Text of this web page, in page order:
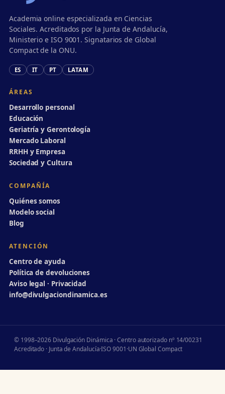
Academia online especializada en Ciencias
Sociales. Acreditados por la Junta de Andalucía,
Ministerio e ISO 9001. Signatarios de Global
Compact de la ONU.
ES IT PT LATAM
ÁREAS
Desarrollo personal
Educación
Geriatría y Gerontología
Mercado Laboral
RRHH y Empresa
Sociedad y Cultura
COMPAÑÍA
Quiénes somos
Modelo social
Blog
ATENCIÓN
Centro de ayuda
Política de devoluciones
Aviso legal · Privacidad
info@divulgaciondinamica.es
© 1998–2026 Divulgación Dinámica · Centro autorizado nº 14/00231
Acreditado · Junta de Andalucía·ISO 9001·UN Global Compact